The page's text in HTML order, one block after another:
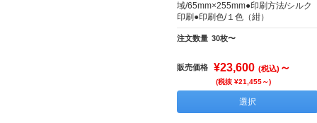
域/65mm×255mm●印刷方法/シルク
印刷●印刷色/１色（紺）
注文数量 30枚〜
販売価格 ¥23,600 (税込) ～
(税抜 ¥21,455～)
選択